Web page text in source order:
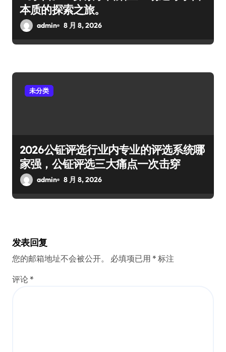
本质的探索之旅。
admin 8 月 8, 2026
未分类
2026公钲评选行业内专业的评选系统哪
家强，公钲评选三大痛点一次击穿
admin 8 月 8, 2026
发表回复
您的邮箱地址不会被公开。 必填项已用 * 标注
评论 *